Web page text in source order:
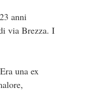
anni
via Brezza. I
una ex